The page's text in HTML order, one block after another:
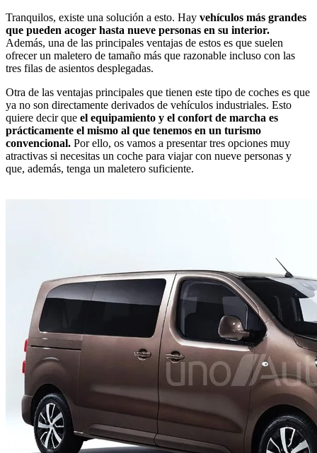
Tranquilos, existe una solución a esto. Hay vehículos más grandes
que pueden acoger hasta nueve personas en su interior.
Además, una de las principales ventajas de estos es que suelen
ofrecer un maletero de tamaño más que razonable incluso con las
tres filas de asientos desplegadas.
Otra de las ventajas principales que tienen este tipo de coches es que
ya no son directamente derivados de vehículos industriales. Esto
quiere decir que el equipamiento y el confort de marcha es
prácticamente el mismo al que tenemos en un turismo
convencional. Por ello, os vamos a presentar tres opciones muy
atractivas si necesitas un coche para viajar con nueve personas y
que, además, tenga un maletero suficiente.